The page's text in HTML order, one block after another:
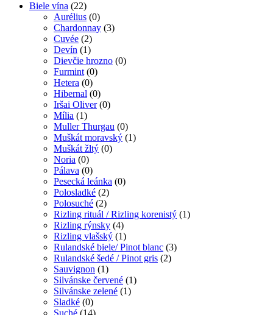
Biele vína (22)
Aurélius (0)
Chardonnay (3)
Cuvée (2)
Devín (1)
Dievčie hrozno (0)
Furmint (0)
Hetera (0)
Hibernal (0)
Iršai Oliver (0)
Mília (1)
Muller Thurgau (0)
Muškát moravský (1)
Muškát žltý (0)
Noria (0)
Pálava (0)
Pesecká leánka (0)
Polosladké (2)
Polosuché (2)
Rizling rituál / Rizling korenistý (1)
Rizling rýnsky (4)
Rizling vlašský (1)
Rulandské biele/ Pinot blanc (3)
Rulandské šedé / Pinot gris (2)
Sauvignon (1)
Silvánske červené (1)
Silvánske zelené (1)
Sladké (0)